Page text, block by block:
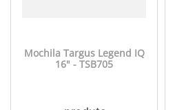
Mochila Targus Legend IQ
16" - TSB705